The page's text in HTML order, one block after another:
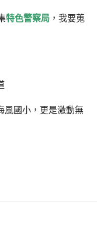
特色警察局 ，我要蒐
風國小，更是激動無